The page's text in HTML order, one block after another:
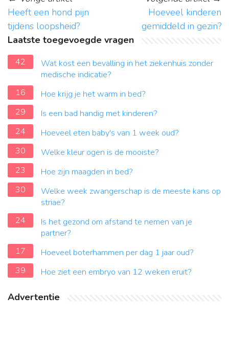
Heeft een hond pijn
tijdens loopsheid?
Hoeveel kinderen
gemiddeld in gezin?
Laatste toegevoegde vragen
42
Wat kost een bevalling in het ziekenhuis zonder
medische indicatie?
16
Hoe krijg je het warm in bed?
29
Is een bad handig met kinderen?
24
Hoeveel eten baby's van 1 week oud?
30
Welke kleur ogen is de mooiste?
23
Hoe zijn maagden in bed?
30
Welke week zwangerschap is de meeste kans op
striae?
24
Is het gezond om afstand te nemen van je
partner?
17
Hoeveel boterhammen per dag 1 jaar oud?
39
Hoe ziet een embryo van 12 weken eruit?
Advertentie